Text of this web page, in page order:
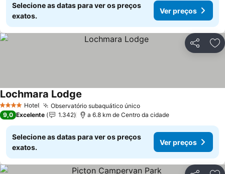
Selecione as datas para ver os preços
exatos.
Ver preços
Partilhar
4 EstrelasHotel Observatório subaquático único
Lochmara Lodge
9,0 Excelente 1.342 a 6.8 km de Centro da cidade
Selecione as datas para ver os preços
exatos.
Ver preços